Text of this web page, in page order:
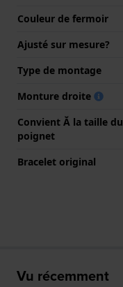
Couleur de fermoir
Ajusté sur mesure?
Type de montage
Monture droite
Convient Ă la taille du
poignet
Bracelet original
Vu récemment